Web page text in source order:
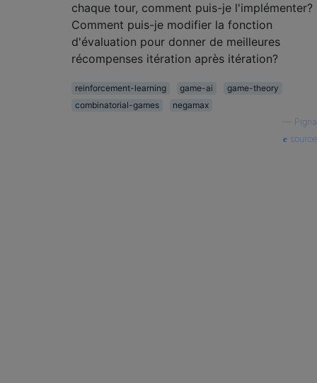
chaque tour, comment puis-je l'implémenter?
Comment puis-je modifier la fonction
d'évaluation pour donner de meilleures
récompenses itération après itération?
reinforcement-learning game-ai
game-theory
combinatorial-games
negamax
Pigna
source